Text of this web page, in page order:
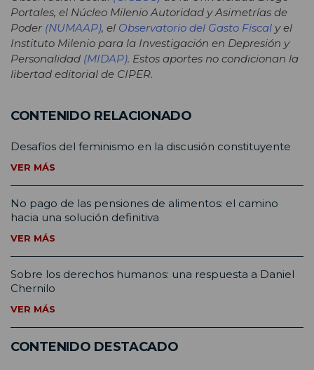
Portales, el Núcleo Milenio Autoridad y Asimetrías de
Poder (NUMAAP), el Observatorio del Gasto Fiscal y el
Instituto Milenio para la Investigación en Depresión y
Personalidad (MIDAP). Estos aportes no condicionan la
libertad editorial de CIPER.
CONTENIDO RELACIONADO
Desafíos del feminismo en la discusión constituyente
VER MÁS
No pago de las pensiones de alimentos: el camino
hacia una solución definitiva
VER MÁS
Sobre los derechos humanos: una respuesta a Daniel
Chernilo
VER MÁS
CONTENIDO DESTACADO